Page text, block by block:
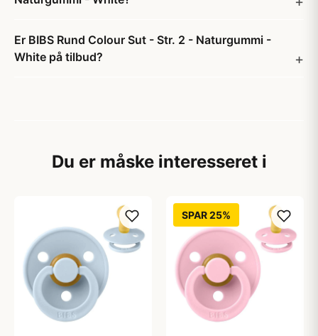
Er BIBS Rund Colour Sut - Str. 2 - Naturgummi -
White på tilbud?
Du er måske interesseret i
SPAR 25%